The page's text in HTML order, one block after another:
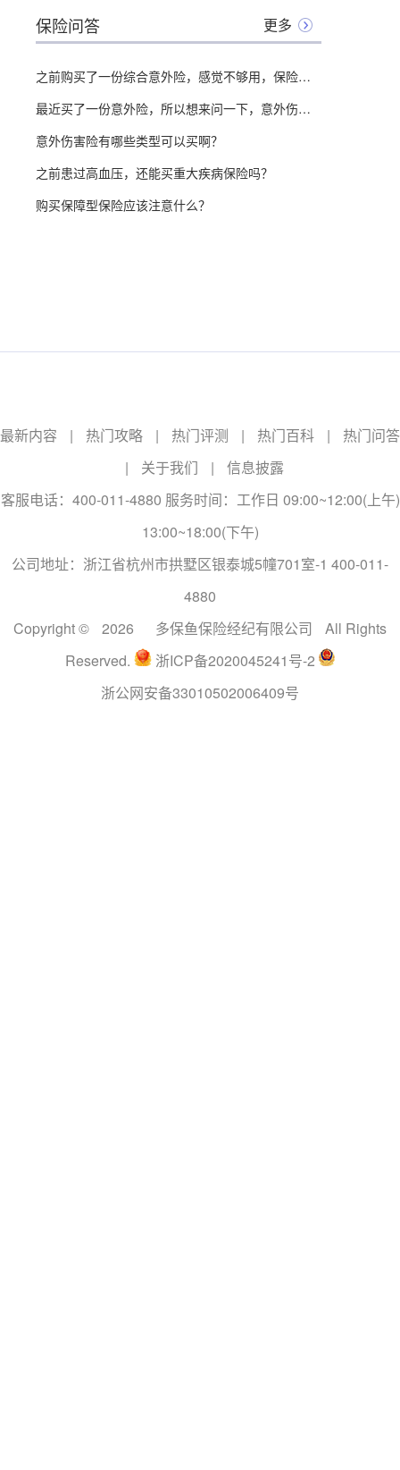
保险问答 更多
之前购买了一份综合意外险，感觉不够用，保险公司给我推荐了道路交通意外险，想问一下，它到底有什么用？
最近买了一份意外险，所以想来问一下，意外伤害保险和工伤保险之间有什么区别？
意外伤害险有哪些类型可以买啊？
之前患过高血压，还能买重大疾病保险吗？
购买保障型保险应该注意什么？
最新内容 | 热门攻略 | 热门评测 | 热门百科 |
热门问答
|
关于我们 |
信息披露
客服电话：400-011-4880 服务时间：工作日 09:00~12:00(上午)
13:00~18:00(下午)
公司地址：浙江省杭州市拱墅区银泰城5幢701室-1 400-011-
4880
Copyright ©
2026 多保鱼保险经纪有限公司
All Rights
Reserved.
浙ICP备2020045241号-2
浙公网安备33010502006409号